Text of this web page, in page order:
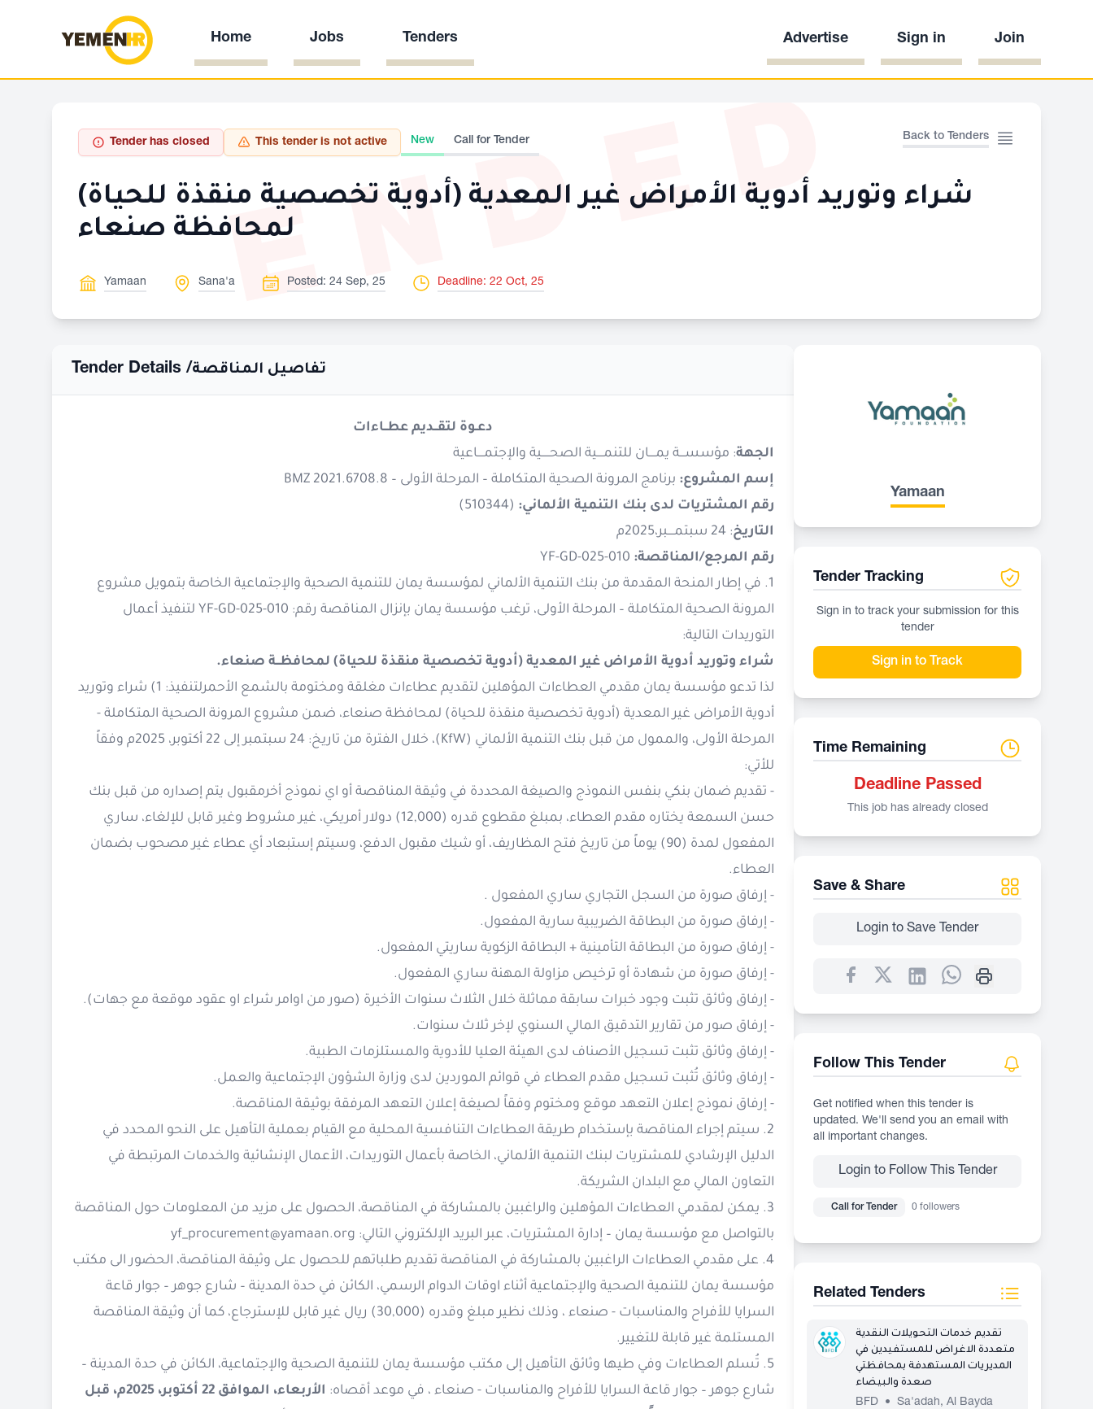
Home Jobs Tenders Advertise Sign in Join
ENDED Back to Tenders
Tender has closed This tender is not active New Call for Tender
شراء وتوريد أدوية الأمراض غير المعدية (أدوية تخصصية منقذة للحياة)
لمحافظة صنعاء
Yamaan Sana'a Posted: 24 Sep, 25 Deadline: 22 Oct, 25
Tender Details /تفاصيل المناقصة
دعـوة لتقــديم عطــاءات
الجهة: مؤسســـة يمــــان للتنمــــية الصحـــــية والإجتمــــاعية
إسم المشروع: برنامج المرونة الصحية المتكاملة – المرحلة الأولى – BMZ 2021.6708.8
رقم المشتريات لدى بنك التنمية الألماني: (510344)
التاريخ: 24 سبتمــــبر،2025م
رقم المرجع/المناقصة:
1. في إطار المنحة المقدمة من بنك التنمية الألماني لمؤسسة يمان للتنمية الصحية والإجتماعية الخاصة بتمويل مشروع
المرونة الصحية المتكاملة – المرحلة الأولى، ترغب مؤسسة يمان بإنزال المناقصة رقم: YF-GD-025-010 لتنفيذ أعمال
التوريدات التالية:
شراء وتوريد أدوية الأمراض غير المعدية (أدوية تخصصية منقذة للحياة) لمحافظــة صنعاء.
لذا تدعو مؤسسة يمان مقدمي العطاءات المؤهلين لتقديم عطاءات مغلقة ومختومة بالشمع الأحمرلتنفيذ: 1) شراء وتوريد
أدوية الأمراض غير المعدية (أدوية تخصصية منقذة للحياة) لمحافظة صنعاء، ضمن مشروع المرونة الصحية المتكاملة -
المرحلة الأولى، والممول من قبل بنك التنمية الألماني (KfW)، خلال الفترة من تاريخ: 24 سبتمبر إلى 22 أكتوبر، 2025م وفقاً
للأتي:
- تقديم ضمان بنكي بنفس النموذج والصيغة المحددة في وثيقة المناقصة أو اي نموذج أخرمقبول يتم إصداره من قبل بنك
حسن السمعة يختاره مقدم العطاء، بمبلغ مقطوع قدره (12,000) دولار أمريكي، غير مشروط وغير قابل للإلغاء، ساري
المفعول لمدة (90) يوماً من تاريخ فتح المظاريف، أو شيك مقبول الدفع، وسيتم إستبعاد أي عطاء غير مصحوب بضمان
العطاء.
- إرفاق صورة من السجل التجاري ساري المفعول .
- إرفاق صورة من البطاقة الضريبية سارية المفعول.
- إرفاق صورة من البطاقة التأمينية + البطاقة الزكوية ساريتي المفعول.
- إرفاق صورة من شهادة أو ترخيص مزاولة المهنة ساري المفعول.
- إرفاق وثائق تثبت وجود خبرات سابقة مماثلة خلال الثلاث سنوات الأخيرة (صور من اوامر شراء او عقود موقعة مع جهات).
- إرفاق صور من تقارير التدقيق المالي السنوي لإخر ثلاث سنوات.
- إرفاق وثائق تثبت تسجيل الأصناف لدى الهيئة العليا للأدوية والمستلزمات الطبية.
- إرفاق وثائق تُثبت تسجيل مقدم العطاء في قوائم الموردين لدى وزارة الشؤون الإجتماعية والعمل.
- إرفاق نموذج إعلان التعهد موقع ومختوم وفقاً لصيغة إعلان التعهد المرفقة بوثيقة المناقصة.
2. سيتم إجراء المناقصة بإستخدام طريقة العطاءات التنافسية المحلية مع القيام بعملية التأهيل على النحو المحدد في
الدليل الإرشادي للمشتريات لبنك التنمية الألماني، الخاصة بأعمال التوريدات، الأعمال الإنشائية والخدمات المرتبطة في
التعاون المالي مع البلدان الشريكة.
3. يمكن لمقدمي العطاءات المؤهلين والراغبين بالمشاركة في المناقصة، الحصول على مزيد من المعلومات حول المناقصة
بالتواصل مع مؤسسة يمان – إدارة المشتريات، عبر البريد الإلكتروني التالي: yf_procurement@yamaan.org
4. على مقدمي العطاءات الراغبين بالمشاركة في المناقصة تقديم طلباتهم للحصول على وثيقة المناقصة، الحضور الى مكتب
مؤسسة يمان للتنمية الصحية والإجتماعية أثناء اوقات الدوام الرسمي، الكائن في حدة المدينة – شارع جوهر – جوار قاعة
السرايا للأفراح والمناسبات - صنعاء ، وذلك نظير مبلغ وقدره (30,000) ريال غير قابل للإسترجاع، كما أن وثيقة المناقصة
المستلمة غير قابلة للتغيير.
5. تُسلم العطاءات وفي طيها وثائق التأهيل إلى مكتب مؤسسة يمان للتنمية الصحية والإجتماعية، الكائن في حدة المدينة –
شارع جوهر – جوار قاعة السرايا للأفراح والمناسبات - صنعاء ، في موعد أقصاه:
الأربعاء، الموافق 22 أكتوبر، 2025م، قبل
Yamaan
Tender Tracking
Sign in to track your submission for this
tender
Sign in to Track
Time Remaining
Deadline Passed
This job has already closed
Save & Share
Login to Save Tender
Follow This Tender
Get notified when this tender is
updated. We'll send you an email with
all important changes.
Login to Follow This Tender
Call for Tender 0 followers
Related Tenders
تقديم خدمات التحويلات النقدية
متعددة الاغراض للمستفيدين في
المديريات المستهدفة بمحافظتي
صعدة والبيضاء
BFD
• Sa'adah, Al Bayda